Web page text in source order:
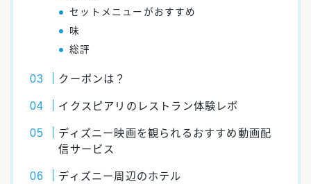
セットメニューがおすすめ
味
総評
クーポンは？
イクスピアリのレストラン体験レポ
ディズニー映画を観られるおすすめ動画配
信サービス
ディズニー周辺のホテル